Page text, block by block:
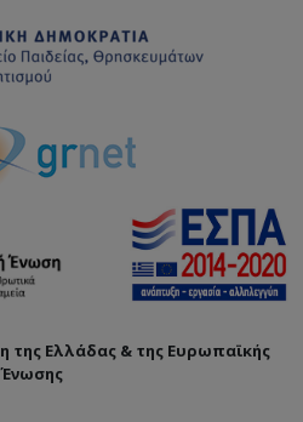
της Ελλάδας & της Ευρωπαϊκής
Ένωσης